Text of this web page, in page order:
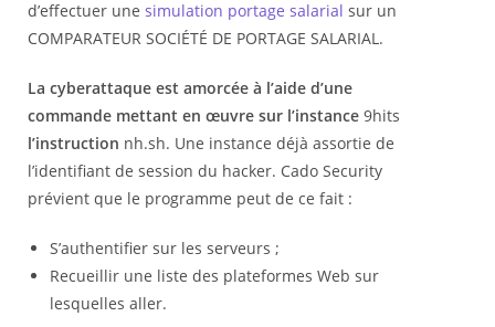
d’effectuer une simulation portage salarial sur un
COMPARATEUR SOCIÉTÉ DE PORTAGE SALARIAL.
La cyberattaque est amorcée à l’aide d’une
commande mettant en œuvre sur l’instance 9hits
l’instruction nh.sh. Une instance déjà assortie de
l’identifiant de session du hacker. Cado Security
prévient que le programme peut de ce fait :
S’authentifier sur les serveurs ;
Recueillir une liste des plateformes Web sur
lesquelles aller.